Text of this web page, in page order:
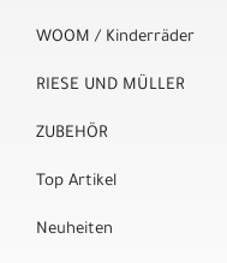
WOOM / Kinderräder
RIESE UND MÜLLER
ZUBEHÖR
Top Artikel
Neuheiten